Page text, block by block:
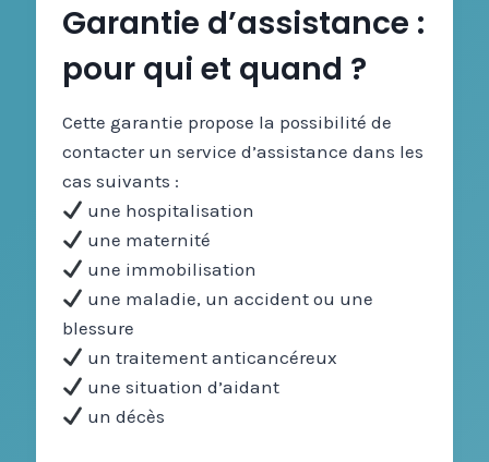
Garantie d’assistance :
pour qui et quand ?
Cette garantie propose la possibilité de
contacter un service d’assistance dans les
cas suivants :
une hospitalisation
une maternité
une immobilisation
une maladie, un accident ou une
blessure
un traitement anticancéreux
une situation d’aidant
un décès